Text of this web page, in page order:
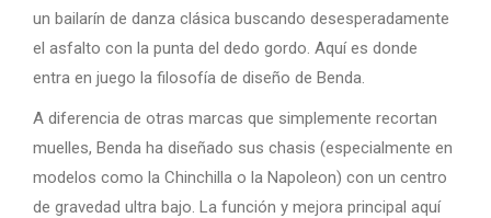
un bailarín de danza clásica buscando desesperadamente
el asfalto con la punta del dedo gordo. Aquí es donde
entra en juego la filosofía de diseño de Benda.
A diferencia de otras marcas que simplemente recortan
muelles, Benda ha diseñado sus chasis (especialmente en
modelos como la Chinchilla o la Napoleon) con un centro
de gravedad ultra bajo. La función y mejora principal aquí